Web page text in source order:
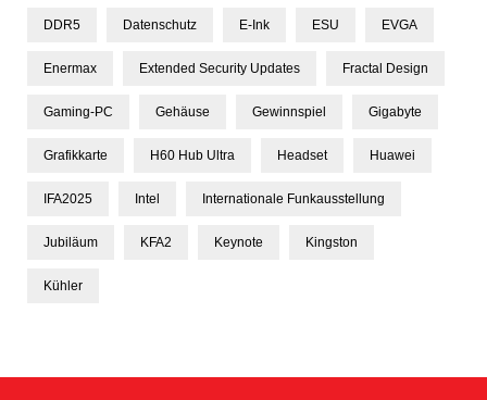
DDR5 Datenschutz E-Ink ESU EVGA
Enermax Extended Security Updates Fractal Design
Gaming-PC Gehäuse Gewinnspiel Gigabyte
Grafikkarte H60 Hub Ultra Headset Huawei
IFA2025 Intel Internationale Funkausstellung
Jubiläum KFA2 Keynote Kingston
Kühler